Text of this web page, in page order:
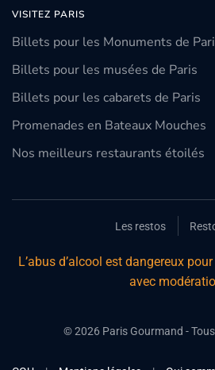
VISITEZ PARIS
Billets pour les Monuments de
Billets pour les musées de Paris
Billets pour les cabarets de Paris
Promenades en Bateaux Mouches
Nos meilleurs restaurants étoilés
Les restos
L’abus d’alcool est dangereux
avec
©2026Paris Gourmand -